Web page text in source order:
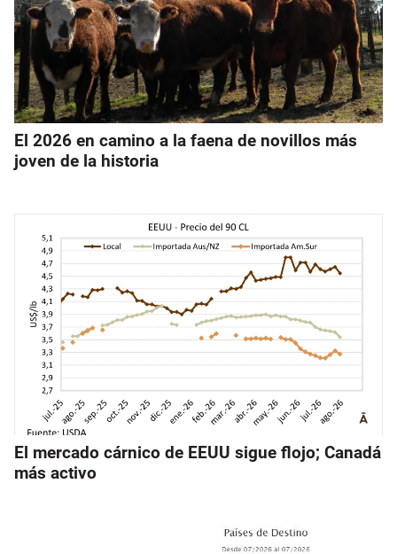
El 2026 en camino a la faena de novillos más
joven de la historia
El mercado cárnico de EEUU sigue flojo; Canadá
más activo